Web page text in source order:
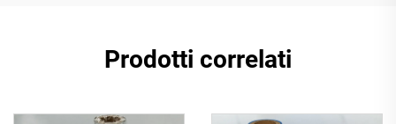
Prodotti correlati